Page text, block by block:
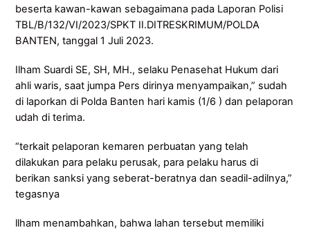
beserta kawan-kawan sebagaimana pada Laporan Polisi
TBL/B/132/VI/2023/SPKT II.DITRESKRIMUM/POLDA
BANTEN, tanggal 1 Juli 2023.
Ilham Suardi SE, SH, MH., selaku Penasehat Hukum dari
ahli waris, saat jumpa Pers dirinya menyampaikan,” sudah
di laporkan di Polda Banten hari kamis (1/6 ) dan pelaporan
udah di terima.
“terkait pelaporan kemaren perbuatan yang telah
dilakukan para pelaku perusak, para pelaku harus di
berikan sanksi yang seberat-beratnya dan seadil-adilnya,”
tegasnya
llham menambahkan, bahwa lahan tersebut memiliki